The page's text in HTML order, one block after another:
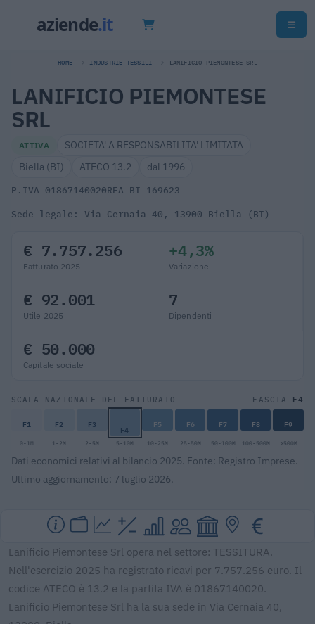
HOME INDUSTRIE TESSILI LANIFICIO PIEMONTESE SRL
LANIFICIO PIEMONTESE
SRL
ATTIVA
SOCIETA' A RESPONSABILITA' LIMITATA
Biella (BI)
ATECO 13.2 dal 1996
P.IVA 01867140020REA BI-169623
Sede legale: Via Cernaia 40, 13900 Biella (BI)
€ 7.757.256
Fatturato 2025
+4,3%
Variazione
€ 92.001
Utile 2025
7
Dipendenti
€ 50.000
Capitale sociale
SCALA NAZIONALE DEL FATTURATO FASCIA F4
F1 F2 F3 F4 F5 F6 F7 F8 F9
0-1M 1-2M 2-5M 5-10M 10-25M 25-50M 50-100M 100-500M >500M
Dati economici relativi al bilancio 2025. Fonte: Registro Imprese.
Ultimo aggiornamento: 7 luglio 2026.
Lanificio Piemontese Srl opera nel settore: TESSITURA.
Nell'esercizio 2025 ha registrato ricavi per 7.757.256 euro. Il
codice ATECO è 13.2 e la partita IVA è 01867140020.
Lanificio Piemontese Srl ha la sua sede in Via Cernaia 40,